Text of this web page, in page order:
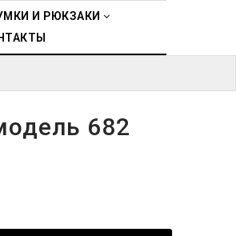
И РЮКЗАКИ
682